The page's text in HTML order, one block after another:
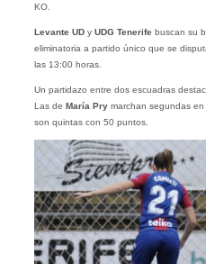
KO.
Levante UD y UDG Tenerife buscan su
eliminatoria a partido único que se
las 13:00 horas.
Un partidazo entre dos escuadras
Las de María Pry marchan segundas
son quintas con 50 puntos.